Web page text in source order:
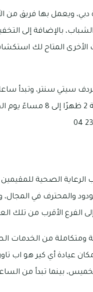
دبي، ويعمل بها فريق
بالإضافة إلى
المتاح لك
إلى 8 مساءً يوم السبت وحتى الخميس،
الصحية للمقيمين
والمحترف في
الفرع الأقرب من تلك
من الخدمات
عيادة أي كير هو اب